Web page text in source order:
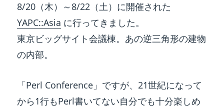
itt
er
c
e
b
o
k
ai
l
e er
n
ot
a
p
a
er
er
st
8/20（木）～8/22（土）に開催された
YAPC::Asia に行ってきました。
東京ビッグサイト会議棟。あの逆三角形の建物
の内部。
「Perl Conference」ですが、21世紀になって
から1行もPerl書いてない自分でも十分楽しめ